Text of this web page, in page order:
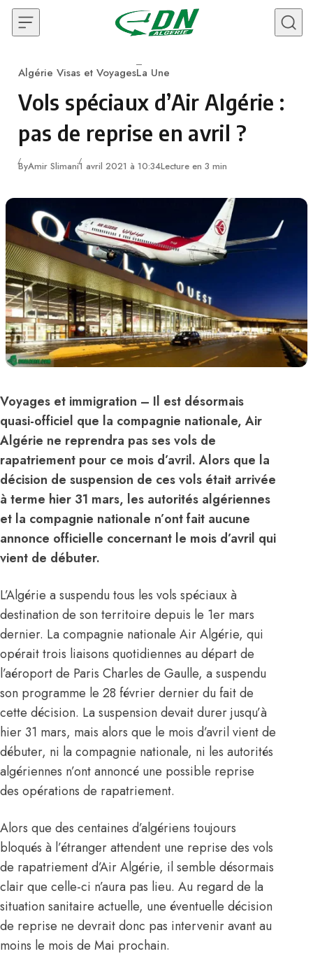
Skip to content
Category
Algérie Visas et VoyagesLa Une
Vols spéciaux d’Air Algérie :
pas de reprise en avril ?
ByAmir Slimani1 avril 2021 à 10:34Lecture en 3 min
Voyages et immigration – Il est désormais
quasi-officiel que la compagnie nationale, Air
Algérie ne reprendra pas ses vols de
rapatriement pour ce mois d’avril. Alors que la
décision de suspension de ces vols était arrivée
à terme hier 31 mars, les autorités algériennes
et la compagnie nationale n’ont fait aucune
annonce officielle concernant le mois d’avril qui
vient de débuter.
L’Algérie a suspendu tous les vols spéciaux à
destination de son territoire depuis le 1er mars
dernier. La compagnie nationale Air Algérie, qui
opérait trois liaisons quotidiennes au départ de
l’aéroport de Paris Charles de Gaulle, a suspendu
son programme le 28 février dernier du fait de
cette décision. La suspension devait durer jusqu’à
hier 31 mars, mais alors que le mois d’avril vient de
débuter, ni la compagnie nationale, ni les autorités
algériennes n’ont annoncé une possible reprise
des opérations de rapatriement.
Alors que des centaines d’algériens toujours
bloqués à l’étranger attendent une reprise des vols
de rapatriement d’Air Algérie, il semble désormais
clair que celle-ci n’aura pas lieu. Au regard de la
situation sanitaire actuelle, une éventuelle décision
de reprise ne devrait donc pas intervenir avant au
moins le mois de Mai prochain.